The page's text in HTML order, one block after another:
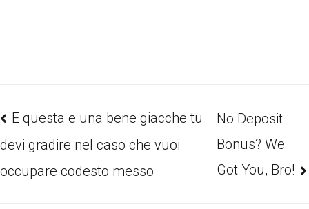
E questa e una bene giacche tu
devi gradire nel caso che vuoi
occupare codesto messo
No Deposit
Bonus? We
Got You, Bro!